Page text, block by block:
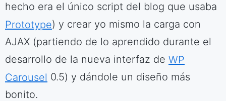
hecho era el único script del blog que usaba
Prototype) y crear yo mismo la carga con
AJAX (partiendo de lo aprendido durante el
desarrollo de la nueva interfaz de WP
Carousel 0.5) y dándole un diseño más
bonito.